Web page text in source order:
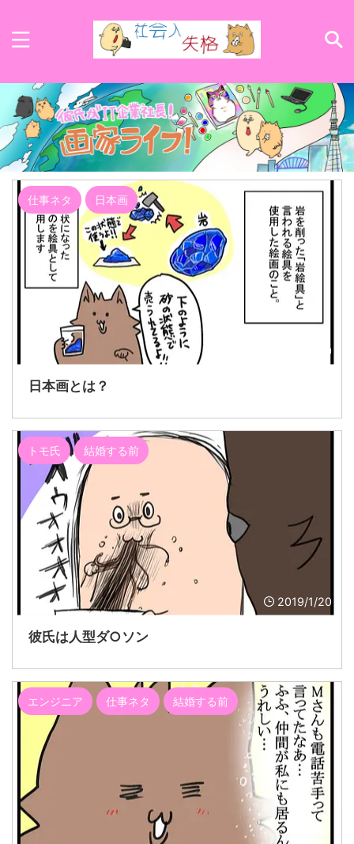
2019/1/20
仕事ネタ 日本画
日本画とは？
2019/1/20
トモ氏 結婚する前
彼氏は人型ダ○ソン
エンジニア 仕事ネタ 結婚する前